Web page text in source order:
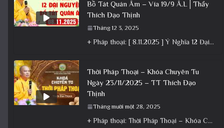
Bồ Tát Quán Âm – Vía 19/9 Â.L│Thầy
Thích Đạo Thịnh
Tháng 12 3, 2025
+ Pháp thoại: [ 8.11.2025 ] Ý Nghĩa 12 Đại Nguyện Của Bồ Tát Quán Âm – Vía 19/9 Â.L│Thầy
Thời Pháp Thoại – Khóa Chuyên Tu
Ngày 23/11/2025 – TT Thích Đạo
Thịnh
Tháng mười một 28, 2025
+ Pháp thoại: Thời Pháp Thoại – Khóa Chuyên Tu Ngày 23/11/2025 – TT Thích Đạo Thịnh + Album: Pháp